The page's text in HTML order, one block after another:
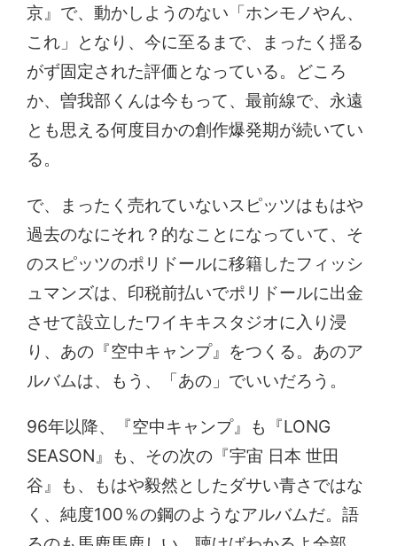
京』で、動かしようのない「ホンモノやん、
これ」となり、今に至るまで、まったく揺る
がず固定された評価となっている。どころ
か、曽我部くんは今もって、最前線で、永遠
とも思える何度目かの創作爆発期が続いてい
る。
で、まったく売れていないスピッツはもはや
過去のなにそれ？的なことになっていて、そ
のスピッツのポリドールに移籍したフィッシ
ュマンズは、印税前払いでポリドールに出金
させて設立したワイキキスタジオに入り浸
り、あの『空中キャンプ』をつくる。あのア
ルバムは、もう、「あの」でいいだろう。
96年以降、『空中キャンプ』も『LONG
SEASON』も、その次の『宇宙 日本 世田
谷』も、もはや毅然としたダサい青さではな
く、純度100％の鋼のようなアルバムだ。語